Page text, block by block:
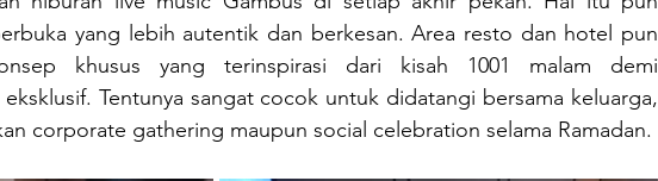
yang lebih autentik dan berkesan. Area resto dan hotel pun
khusus yang terinspirasi dari kisah 1001 malam demi
Tentunya sangat cocok untuk didatangi bersama keluarga,
corporate gathering maupun social celebration selama Ramadan.